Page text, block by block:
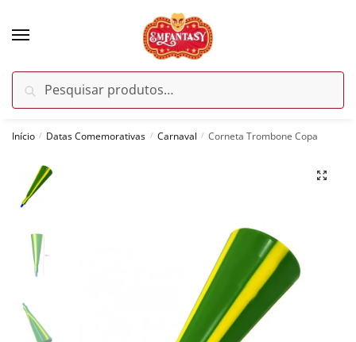
por:
Pesquisar
Início / Datas Comemorativas / Carnaval / Corneta Trombone Copa